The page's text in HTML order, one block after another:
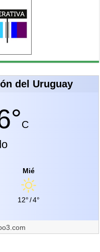
del Uruguay
C
Mié
12°/4°